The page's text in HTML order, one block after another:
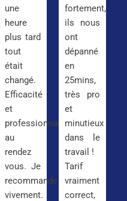
une
heure
plus tard
tout
était
changé.
Efficacité
et
professionnalisme
au
rendez
vous. Je
recommande
vivement.
fortement,
ils nous
ont
dépanné
en
25mins,
très pro
et
minutieux
dans le
travail !
Tarif
vraiment
correct,